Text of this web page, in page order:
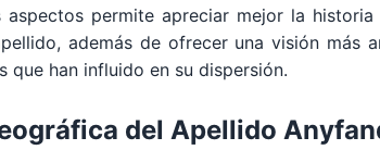
aspectos permite apreciar mejor la
además de ofrecer una visión más
que han influido en su dispersión.
del Apellido